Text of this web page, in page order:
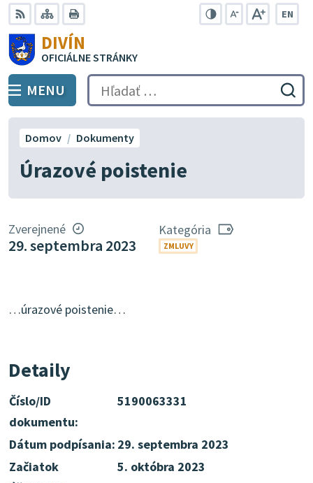
Preskočiť
na
obsah
RSS Mapa
EN
DIVÍN
OFICIÁLNE STRÁNKY
PREPNÚŤ
MENU Hľadať:
Úrazové poistenie
Domov Dokumenty
Zverejnené
29. septembra 2023
Kategória
ZMLUVY
…úrazové poistenie…
Detaily
Číslo/ID
dokumentu:
5190063331
Dátum podpísania: 29. septembra 2023
Začiatok
5. októbra 2023